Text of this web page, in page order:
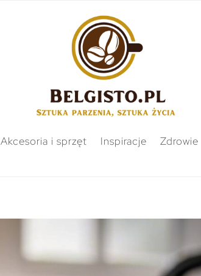
Akcesoria i sprzęt Inspiracje Zdrowie